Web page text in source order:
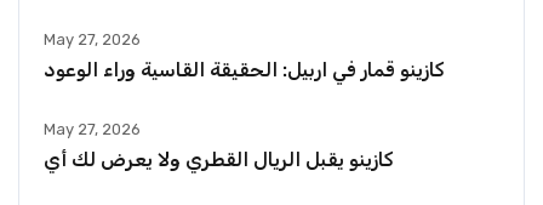
May 27, 2026
كازينو قمار في اربيل: الحقيقة القاسية وراء الوعود
May 27, 2026
كازينو يقبل الريال القطري ولا يعرض لك أي